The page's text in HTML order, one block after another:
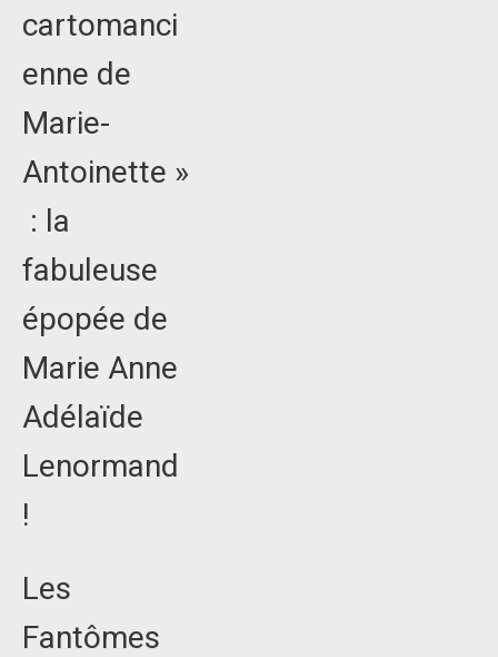
cartomanci
enne de
Marie-
Antoinette »
: la
fabuleuse
épopée de
Marie Anne
Adélaïde
Lenormand
!
Les
Fantômes